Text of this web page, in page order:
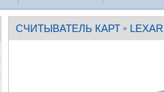
СЧИТЫВАТЕЛЬ КАРТ » LEXAR